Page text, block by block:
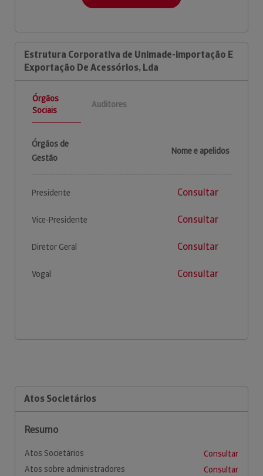
Estrutura Corporativa de Unimade-importação E
Exportação De Acessórios, Lda
Órgãos
Sociais
Auditores
Órgãos de
Gestão
Nome e apelidos
Presidente Consultar
Vice-Presidente Consultar
Diretor Geral Consultar
Vogal Consultar
Atos Societários
Resumo
Atos Societários
Consultar
Atos sobre administradores
Consultar